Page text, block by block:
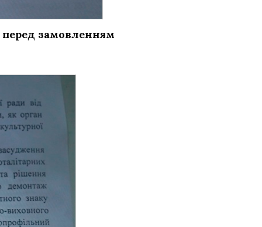
перед замовленням